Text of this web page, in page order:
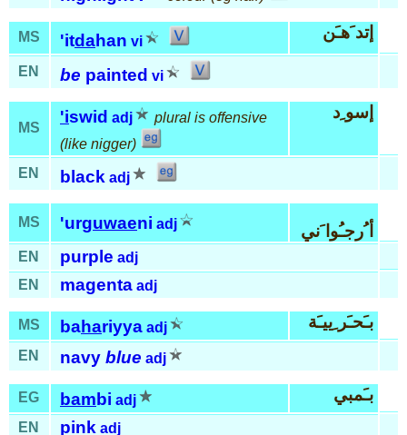
MS 'itdahan vi إتد َهـَن
EN be painted vi
MS
'iswid adj
plural is offensive
(like nigger)
إسو ِد
EN black adj
MS 'urguwaeni adj أ ُرجـُوا َني
EN purple adj
EN
magenta adj
MS bahariyya adj بـَحـَر ِييـَة
EN navy blue adj
EG bambi adj بـَمبي
EN pink adj